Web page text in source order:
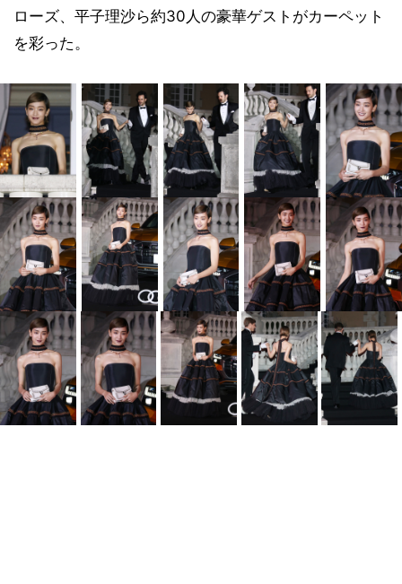
ローズ、平子理沙ら約30人の豪華ゲストがカーペット
を彩った。